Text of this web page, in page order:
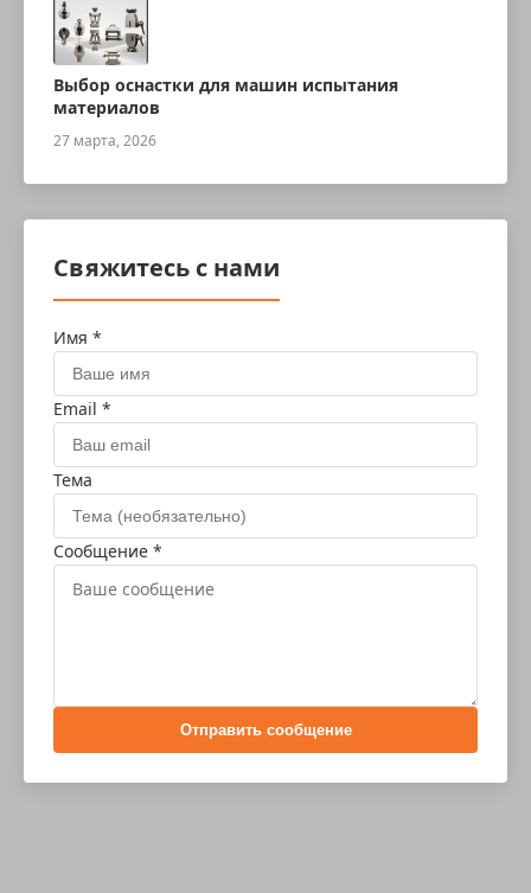
Выбор оснастки для машин испытания
материалов
27 марта, 2026
Свяжитесь с нами
Имя *
Email *
Тема
Сообщение *
Отправить сообщение